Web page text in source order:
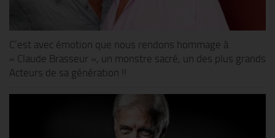
C’est avec émotion que nous rendons hommage à
« Claude Brasseur », un monstre sacré, un des plus grands
Acteurs de sa génération !!